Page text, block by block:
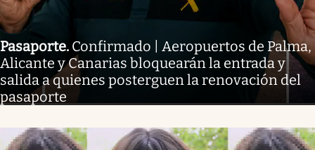
Pasaporte. Confirmado | Aeropuertos de Palma,
Alicante y Canarias bloquearán la entrada y
salida a quienes posterguen la renovación del
pasaporte